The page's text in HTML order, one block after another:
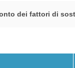
dei fattori di